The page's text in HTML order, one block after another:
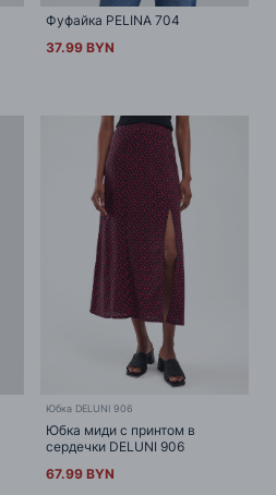
Фуфайка PELINA 704
37.99 BYN
Юбка DELUNI 906
Юбка миди с принтом в
сердечки DELUNI 906
67.99 BYN